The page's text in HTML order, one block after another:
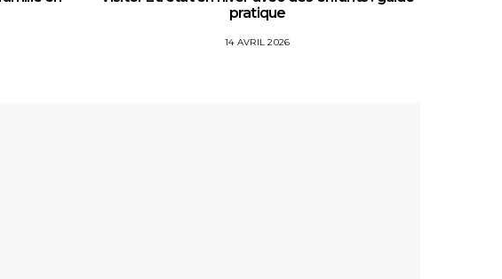
pratique
14 AVRIL 2026